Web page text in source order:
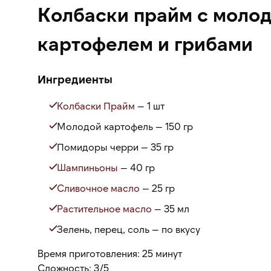
Колбаски прайм с
картофелем и грибами
Ингредиенты
Колбаски Прайм — 1 шт
Молодой картофель — 150 гр
Помидоры черри — 35 гр
Шампиньоны — 40 гр
Сливочное масло — 25 гр
Растительное масло — 35 мл
Зелень, перец, соль — по вкусу
Время приготовления: 25 минут
Сложность: 3/5